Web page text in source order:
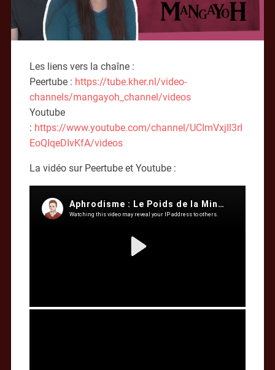
Les liens vers la chaîne :
Peertube : https://tube.kher.nl/video-
channels/mangayoh_channel/videos
Youtube
: https://www.youtube.com/channel/UCImVxjIl3rI
EoQIqeDIvKfA/videos
La vidéo sur Peertube et Youtube :